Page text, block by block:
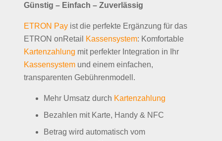
Günstig – Einfach – Zuverlässig
ETRON Pay ist die perfekte Ergänzung für das
ETRON onRetail
Kassensystem: Komfortable
Kartenzahlung mit perfekter Integration in Ihr
Kassensystem und einem einfachen,
transparenten Gebührenmodell.
Mehr Umsatz durch Kartenzahlung
Bezahlen mit Karte, Handy & NFC
Betrag wird automatisch vom